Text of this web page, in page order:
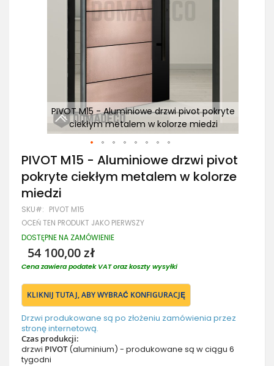
PIVOT M15 - Aluminiowe drzwi pivot pokryte
ciekłym metalem w kolorze miedzi
Przejdź
na
początek
galerii
PIVOT M15 - Aluminiowe drzwi pivot
pokryte ciekłym metalem w kolorze
miedzi
SKU PIVOT M15
OCEŃ TEN PRODUKT JAKO PIERWSZY
DOSTĘPNE NA ZAMÓWIENIE
54 100,00 zł
Cena zawiera podatek VAT oraz koszty wysyłki
KLIKNIJ TUTAJ, ABY WYBRAĆ KONFIGURACJĘ
Drzwi produkowane są po złożeniu zamówienia przez
stronę internetową.
Czas produkcji:
drzwi PIVOT(aluminium) - produkowane są w ciągu 6
tygodni